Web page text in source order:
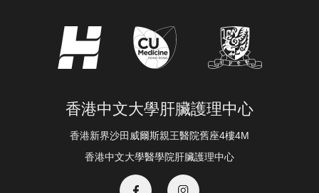
香港中文大學肝臟護理中心
香港新界沙田威爾斯親王醫院舊座4樓4M
香港中文大學醫學院肝臟護理中心